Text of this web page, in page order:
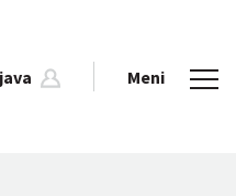
Meni